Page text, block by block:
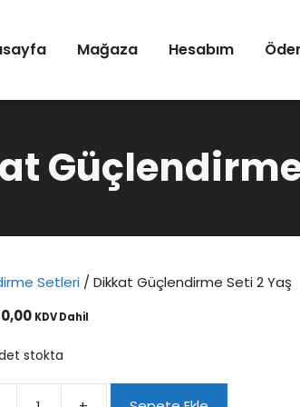
Mağaza Hesabım
Setleri / Dikkat Güçlendirme Seti 2 Yaş
KDV Dahil
stokta